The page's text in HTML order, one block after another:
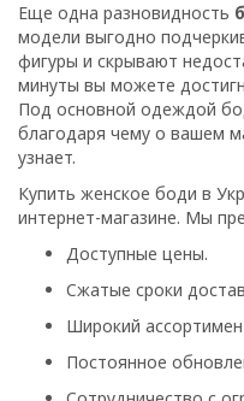
Еще одна разновидность
модели выгодно
фигуры и скрывают
минуты вы можете
Под основной одеждой
благодаря чему о вашем
узнает.
Купить женское боди в
интернет-магазине. Мы
Доступные цены.
Сжатые сроки
Широкий
Постоянное